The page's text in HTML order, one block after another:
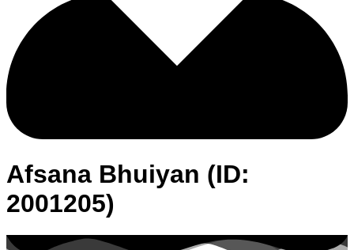
Afsana Bhuiyan (ID:
2001205)